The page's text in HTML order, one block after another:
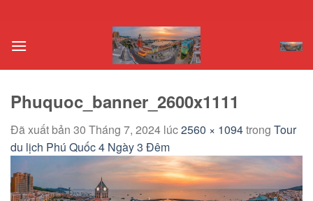
nội
Phuquoc_banner_2600x1111
Đã xuất bản 30 Tháng 7, 2024 lúc2560 × 1094trong Tour
du lịch Phú Quốc 4 Ngày 3 Đêm